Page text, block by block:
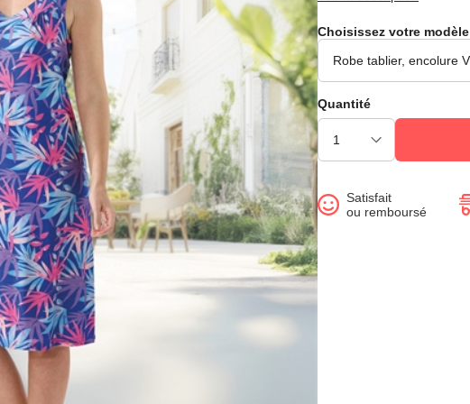
Choisissez votre modèle
Quantité
Satisfait
ou remboursé